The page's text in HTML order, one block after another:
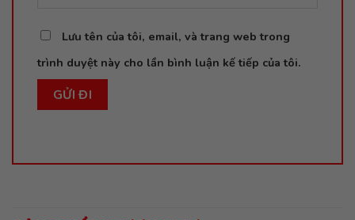
Lưu tên của tôi, email, và trang web trong
trình duyệt này cho lần bình luận kế tiếp của tôi.